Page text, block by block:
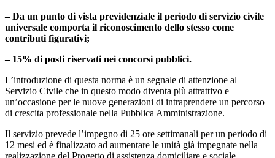
– Da un punto di vista previdenziale il periodo di servizio civile
universale comporta il riconoscimento dello stesso come
contributi figurativi;
– 15% di posti riservati nei concorsi pubblici.
L’introduzione di questa norma è un segnale di attenzione al
Servizio Civile che in questo modo diventa più attrattivo e
un’occasione per le nuove generazioni di intraprendere un percorso
di crescita professionale nella Pubblica Amministrazione.
Il servizio prevede l’impegno di 25 ore settimanali per un periodo di
12 mesi ed è finalizzato ad aumentare le unità già impegnate nella
realizzazione del Progetto di assistenza domiciliare e sociale